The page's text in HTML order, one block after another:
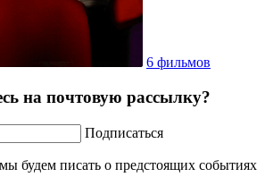
6 фильмов
на почтовую рассылку?
Подписаться
будем писать о предстоящих событиях